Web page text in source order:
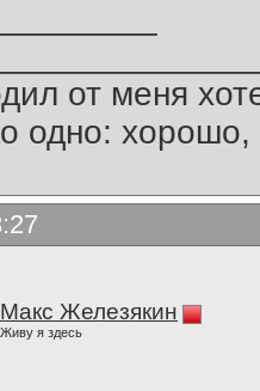
от меня
одно:
Макс Железякин
Живу я здесь